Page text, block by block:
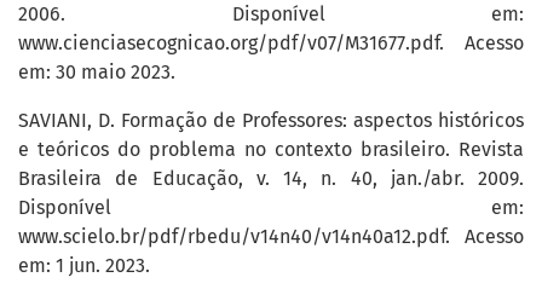
2006. Disponível em:
www.cienciasecognicao.org/pdf/v07/M31677.pdf. Acesso
em: 30 maio 2023.
SAVIANI, D. Formação de Professores: aspectos históricos
e teóricos do problema no contexto brasileiro. Revista
Brasileira de Educação, v. 14, n. 40, jan./abr. 2009.
Disponível em:
www.scielo.br/pdf/rbedu/v14n40/v14n40a12.pdf. Acesso
em: 1 jun. 2023.